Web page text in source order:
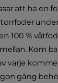
att ha en
100 %
Kom
varje
gång